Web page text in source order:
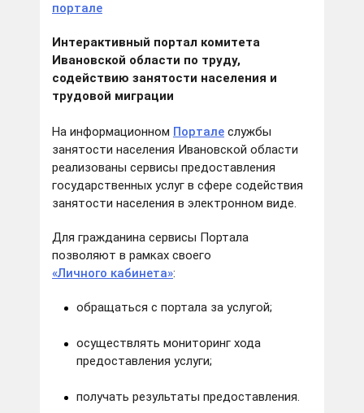
портале
Интерактивный портал комитета
Ивановской области по труду,
содействию занятости населения и
трудовой миграции
На информационном Портале службы
занятости населения Ивановской области
реализованы сервисы предоставления
государственных услуг в сфере содействия
занятости населения в электронном виде.
Для гражданина сервисы Портала
позволяют в рамках своего
«Личного кабинета»:
обращаться с портала за услугой;
осуществлять мониторинг хода
предоставления услуги;
получать результаты предоставления.